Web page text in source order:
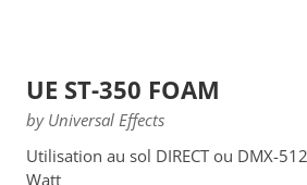
UE ST-350 FOAM
by Universal Effects
Utilisation au sol DIRECT ou DMX-
Watt